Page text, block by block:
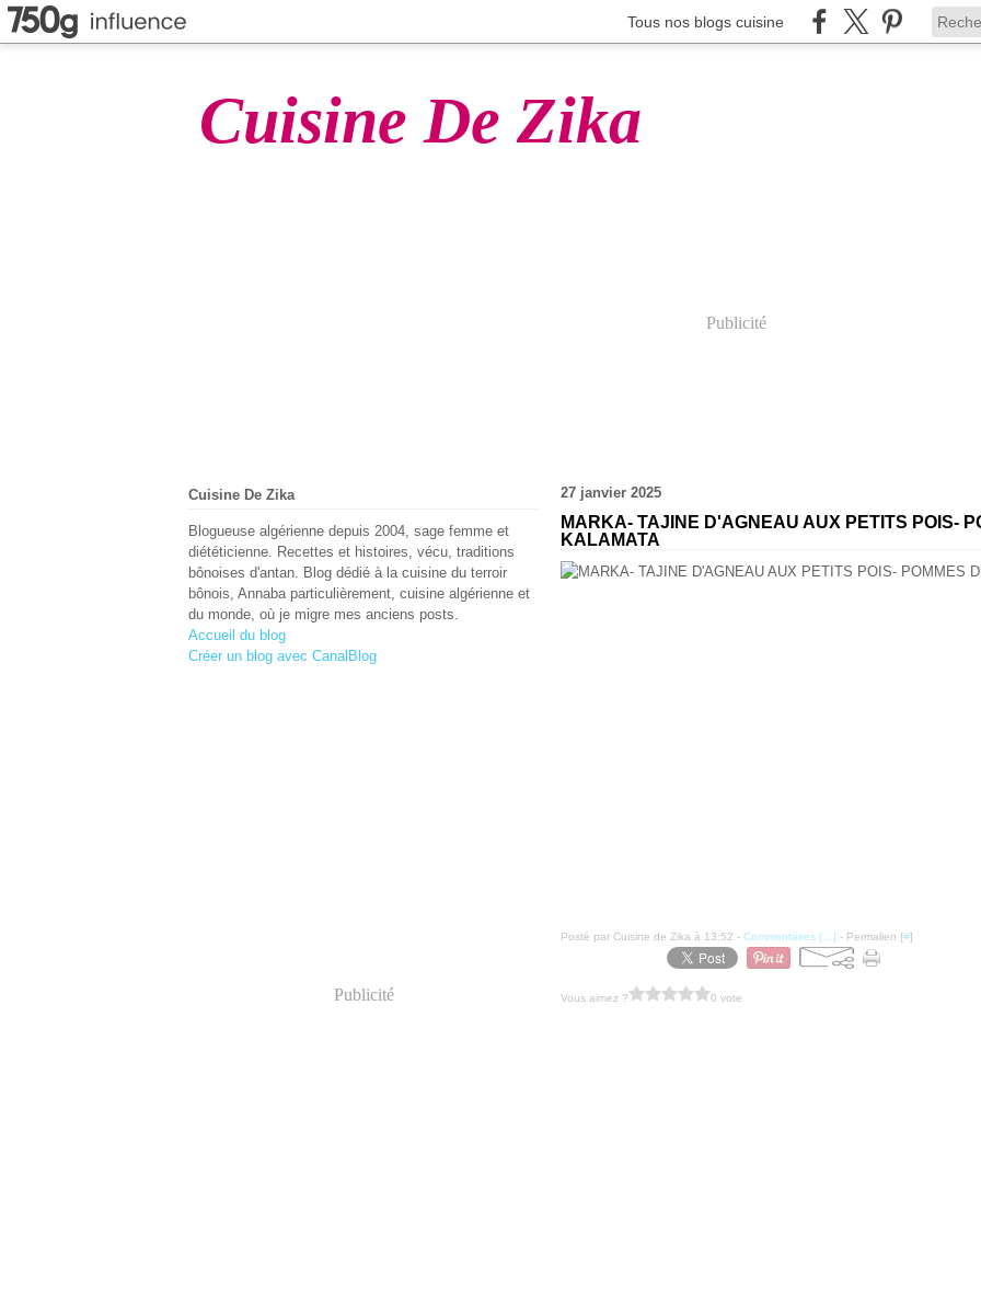
Tous nos blogs cuisine
Cuisine De Zika
Publicité
Cuisine De Zika
Blogueuse algérienne depuis 2004, sage femme et
diététicienne. Recettes et histoires, vécu, traditions
bônoises d'antan. Blog dédié à la cuisine du terroir
bônois, Annaba particulièrement, cuisine algérienne et
du monde, où je migre mes anciens posts.
Accueil du blog
Créer un blog avec CanalBlog
Publicité
27 janvier 2025
MARKA- TAJINE D'AGNEAU AUX PETITS POIS-
KALAMATA
Posté par Cuisine de Zika à 13:52 - Commentaires [ ] - Permalien [#]
Vous aimez ? 0 vote